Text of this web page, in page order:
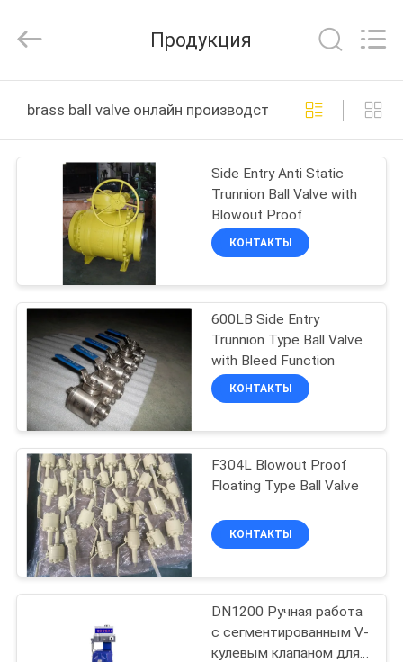
ПРОДУКТЫ
ЭКСКУРСИЯ
ПО
ЗАВОДУ
КОНТРОЛЬ
КАЧЕСТВА
СВЯЖИТЕСЬ
НАМИ
НОВОСТИ
group.
Продукция
brass ball valve онлайн производство
Side Entry Anti Static
Trunnion Ball Valve with
Blowout Proof
КОНТАКТЫ
600LB Side Entry
Trunnion Type Ball Valve
with Bleed Function
КОНТАКТЫ
F304L Blowout Proof
Floating Type Ball Valve
КОНТАКТЫ
DN1200 Ручная работа
с сегментированным V-
кулевым клапаном для